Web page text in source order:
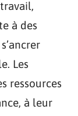
à des
Les
ressources
à leur